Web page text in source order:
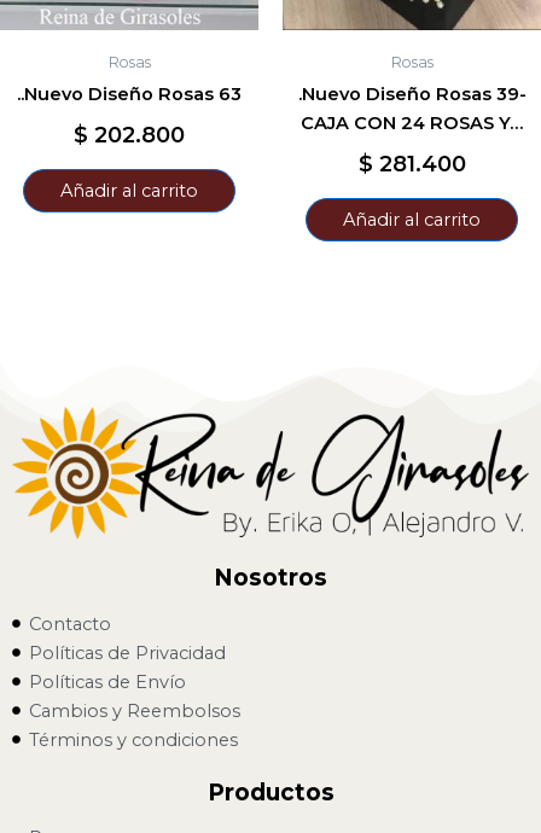
Rosas
..Nuevo Diseño Rosas 63
$ 202.800
Añadir al carrito
Rosas
.Nuevo Diseño Rosas 39-
CAJA CON 24 ROSAS Y…
$ 281.400
Añadir al carrito
Nosotros
Contacto
Políticas de Privacidad
Políticas de Envío
Cambios y Reembolsos
Términos y condiciones
Productos